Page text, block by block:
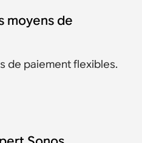
moyens de
de paiement flexibles.